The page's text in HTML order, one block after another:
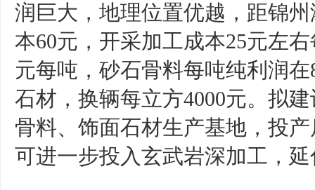
润巨大，地理位置优越，距锦
本60元，开采加工成本25元左
元每吨，砂石骨料每吨纯利润
石材，换辆每立方4000元。拟
骨料、饰面石材生产基地，投
可进一步投入玄武岩深加工，